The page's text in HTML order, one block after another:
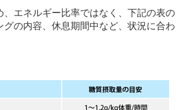
エネルギー比率ではなく、下記の表の
の内容、休息期間中など、状況に合わ